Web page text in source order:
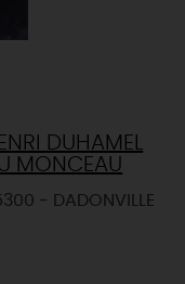
DUHAMEL
MONCEAU
- DADONVILLE